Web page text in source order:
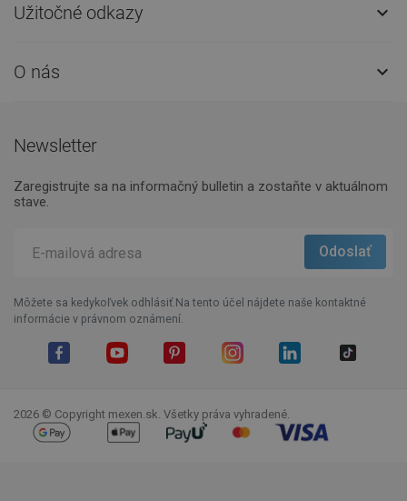
Užitočné odkazy 
O nás 
Newsletter
Zaregistrujte sa na informačný bulletin a zostaňte v aktuálnom
stave.
Môžete sa kedykoľvek odhlásiť.Na tento účel nájdete naše kontaktné
informácie v právnom oznámení.
2026 © Copyright mexen.sk. Všetky práva vyhradené.